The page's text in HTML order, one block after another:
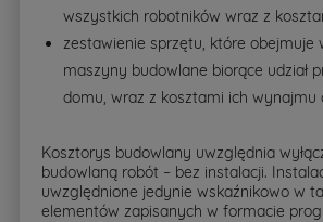
wszystkich robotników wraz z
zestawienie sprzętu, które obejmuje
maszyny budowlane biorące udział
domu, wraz z kosztami ich wynajmu
Kosztorys budowlany uwzględnia
budowlaną robót – bez instalacji.
uwzględnione jedynie wskaźnikowo w
elementów zapisanych w formacie